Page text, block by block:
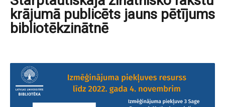
krājumā publicēts jauns pētījums
bibliotēkzinātnē